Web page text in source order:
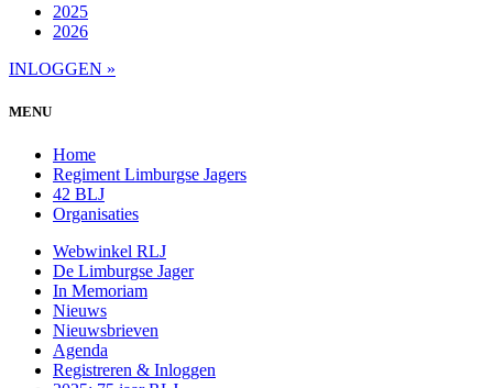
2025
2026
INLOGGEN »
MENU
Home
Regiment Limburgse Jagers
42 BLJ
Organisaties
Webwinkel RLJ
De Limburgse Jager
In Memoriam
Nieuws
Nieuwsbrieven
Agenda
Registreren & Inloggen